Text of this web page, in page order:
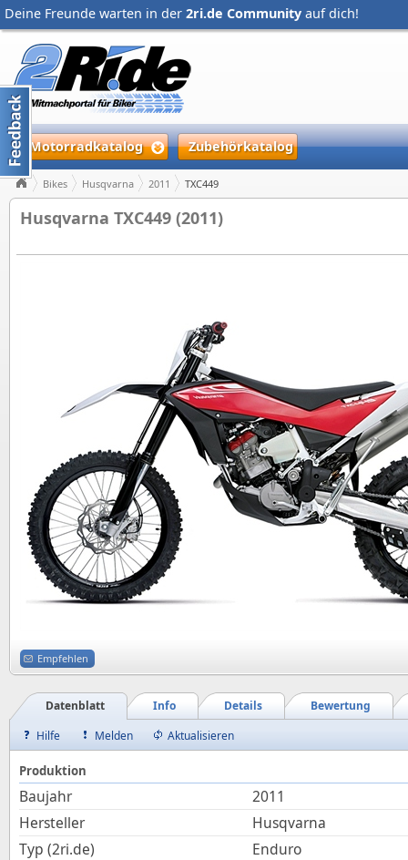
Deine Freunde warten in der 2ri.de Community auf dich!
Motorradkatalog Zubehörkatalog
Bikes Husqvarna 2011 TXC449
Husqvarna TXC449 (2011)
Empfehlen
Bewertung
Details
Info
Datenblatt
Hilfe
Melden Aktualisieren
Produktion
Baujahr
2011
Hersteller
Husqvarna
Typ (2ri.de)
Enduro